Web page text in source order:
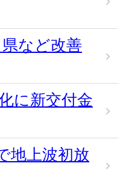
など改善
に新交付金
地上波初放